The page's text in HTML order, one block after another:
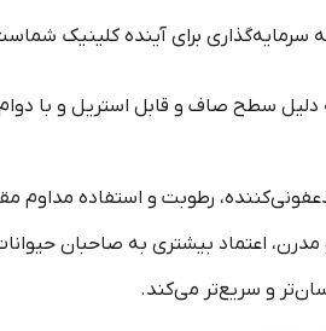
برای آینده کلینیک
سطح صاف و قابل استریل و با
رطوبت و استفاده مداوم
اعتماد بیشتری به صاحبان
و سریع‌تر می‌کند.